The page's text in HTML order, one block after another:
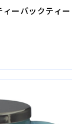
ーバックティー